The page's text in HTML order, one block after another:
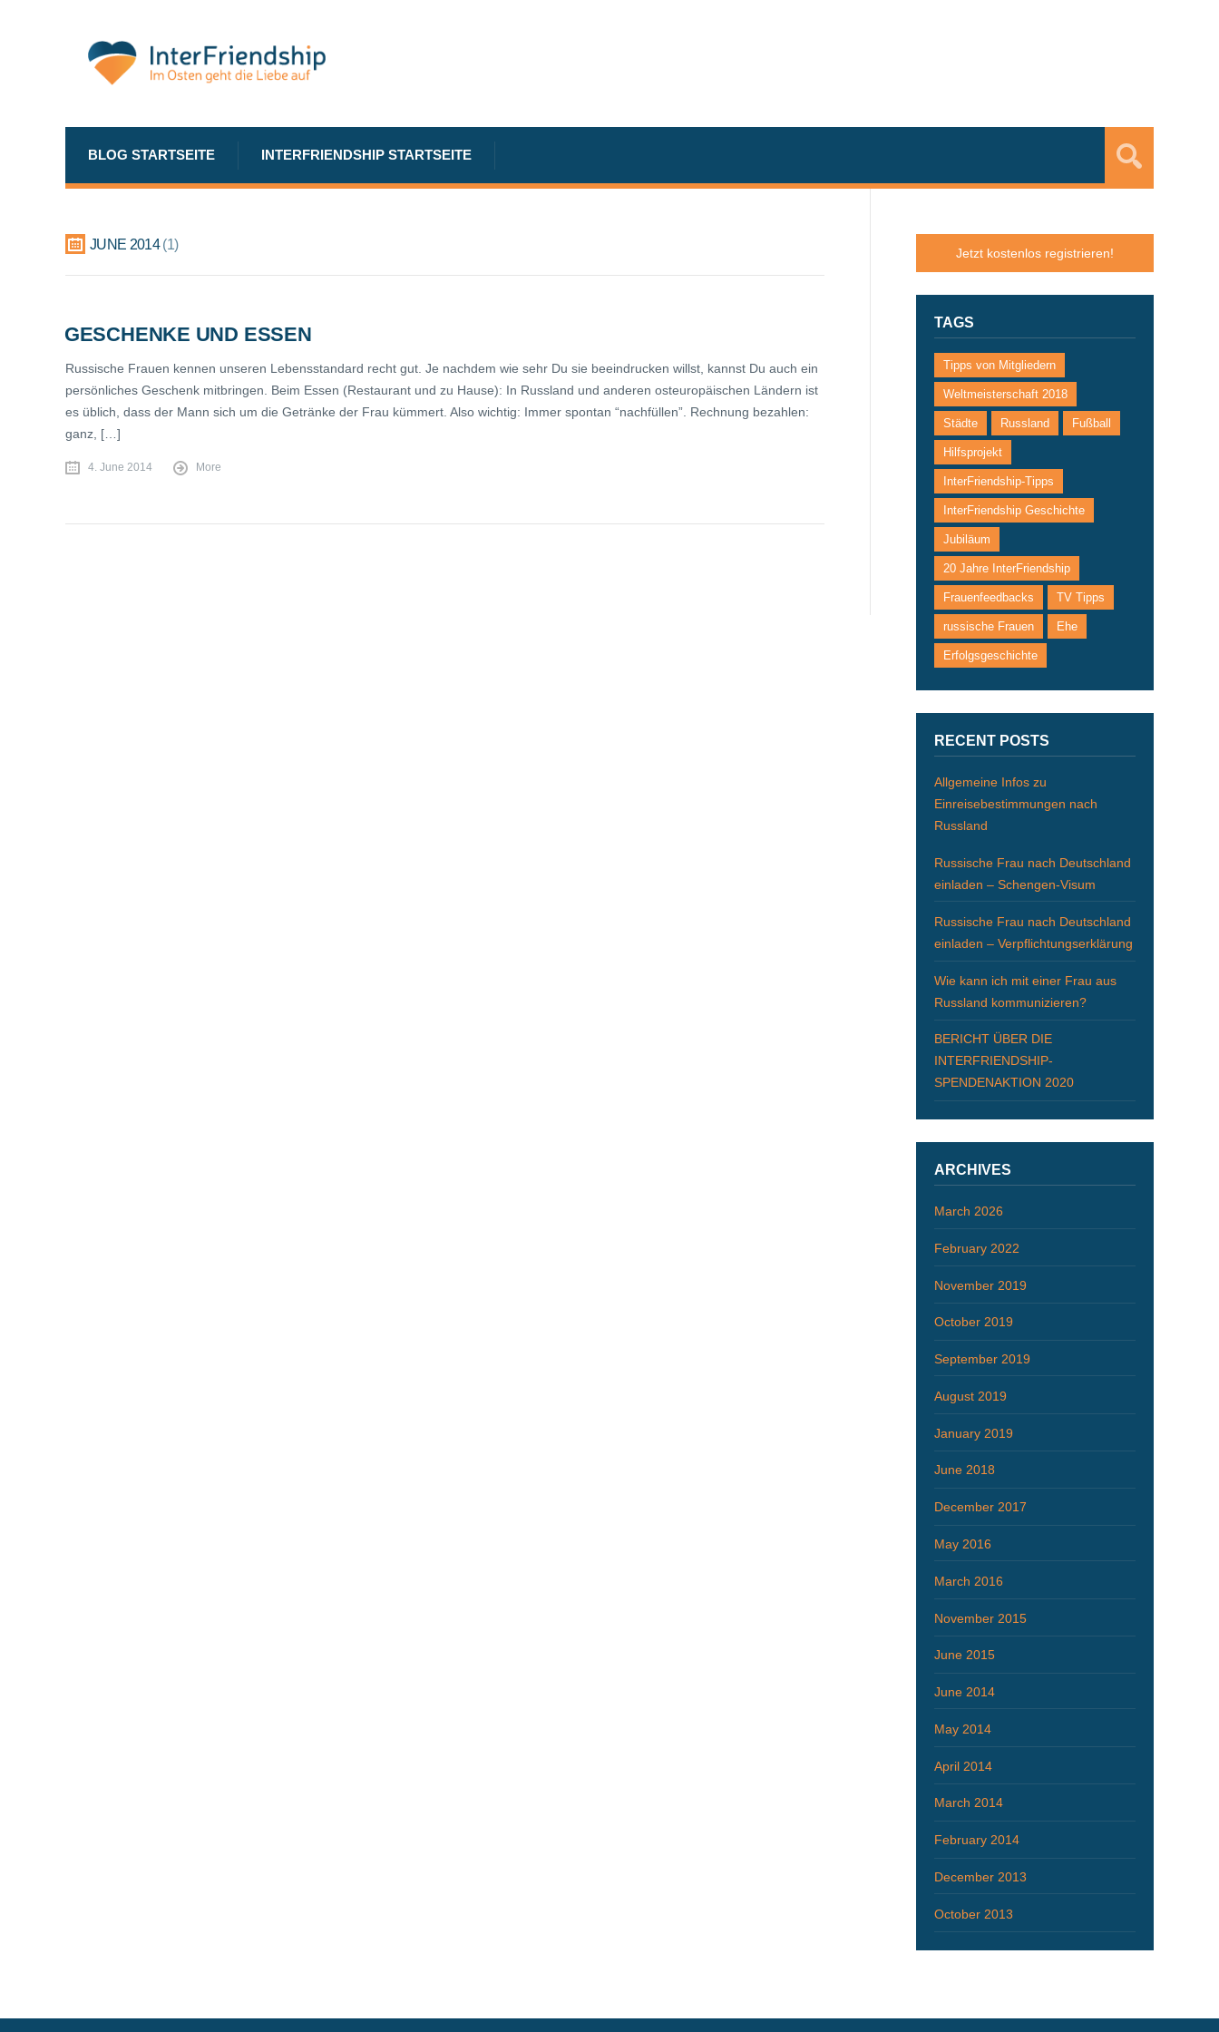
BLOG STARTSEITE INTERFRIENDSHIP STARTSEITE
JUNE 2014 1
GESCHENKE UND ESSEN
Russische Frauen kennen unseren Lebensstandard recht gut. Je nachdem wie sehr Du sie beeindrucken willst, kannst Du auch ein
persönliches Geschenk mitbringen. Beim Essen (Restaurant und zu Hause): In Russland und anderen osteuropäischen Ländern ist
es üblich, dass der Mann sich um die Getränke der Frau kümmert. Also wichtig: Immer spontan “nachfüllen”. Rechnung bezahlen:
ganz, […]
4. June 2014 More
Jetzt kostenlos registrieren!
TAGS
Tipps von Mitgliedern
Weltmeisterschaft 2018
Städte Russland Fußball
Hilfsprojekt
InterFriendship-Tipps
InterFriendship Geschichte
Jubiläum
20 Jahre InterFriendship
Frauenfeedbacks TV Tipps
russische Frauen Ehe
Erfolgsgeschichte
RECENT POSTS
Allgemeine Infos zu
Einreisebestimmungen nach
Russland
Russische Frau nach Deutschland
einladen – Schengen-Visum
Russische Frau nach Deutschland
einladen – Verpflichtungserklärung
Wie kann ich mit einer Frau aus
Russland kommunizieren?
BERICHT ÜBER DIE
INTERFRIENDSHIP-
SPENDENAKTION 2020
ARCHIVES
March 2026
February 2022
November 2019
October 2019
September 2019
August 2019
January 2019
June 2018
December 2017
May 2016
March 2016
November 2015
June 2015
June 2014
May 2014
April 2014
March 2014
February 2014
December 2013
October 2013